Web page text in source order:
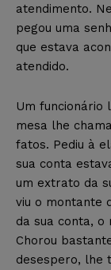
atendimento.
pegou uma
que estava
atendido.
Um funcionário
mesa lhe
fatos. Pediu à
sua conta
um extrato da
viu o montante
da sua conta, o
Chorou
desespero, lhe